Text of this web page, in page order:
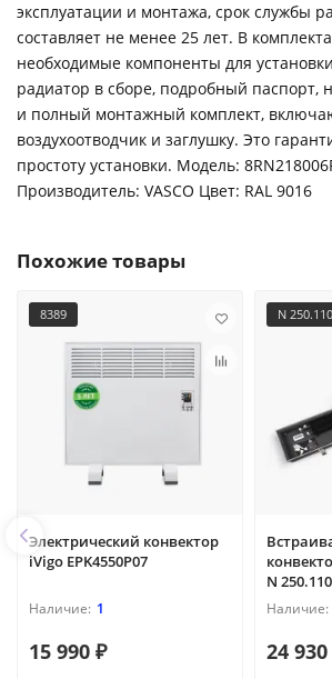
эксплуатации и монтажа, срок службы
составляет не менее 25 лет. В
необходимые компоненты для
радиатор в сборе, подробный паспорт,
и полный монтажный комплект,
воздухоотводчик и заглушку. Это
простоту установки. Модель:
Производитель: VASCO Цвет: RAL 9016
Похожие товары
8389
Электрический конвектор
iVigo EPK4550P07
1
15 990 ₽
N
N
24